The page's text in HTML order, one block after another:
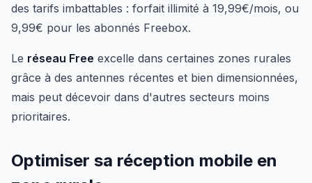
des tarifs imbattables : forfait illimité à 19,99€/mois, ou
9,99€ pour les abonnés Freebox.
Le réseau Free excelle dans certaines zones rurales
grâce à des antennes récentes et bien dimensionnées,
mais peut décevoir dans d'autres secteurs moins
prioritaires.
Optimiser sa réception mobile en